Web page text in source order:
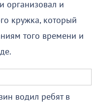
организовал и
кружка, который
того времени и
водил ребят в